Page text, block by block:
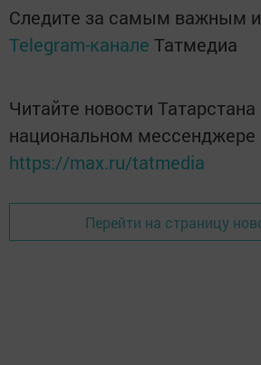
Следите за самым важным
Telegram-канале Татмедиа
Читайте новости Татарстана
национальном
https://max.ru/tatmedia
Перейти на страницу